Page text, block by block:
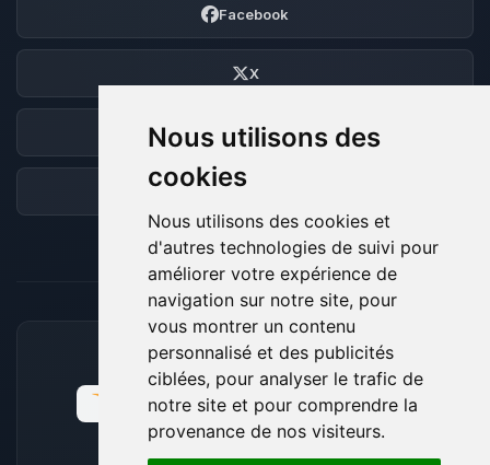
Nous utilisons des
cookies
Nous utilisons des cookies et
d'autres technologies de suivi pour
améliorer votre expérience de
navigation sur notre site, pour
vous montrer un contenu
personnalisé et des publicités
ciblées, pour analyser le trafic de
notre site et pour comprendre la
provenance de nos visiteurs.
Facebook
X
Discord
Forum
MOYENS DE PAIEMENT ACCEPTÉS